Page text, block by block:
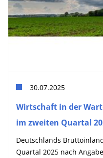
30.07.2025
Wirtschaft in der
im zweiten Quartal
Deutschlands
Quartal 2025 nach